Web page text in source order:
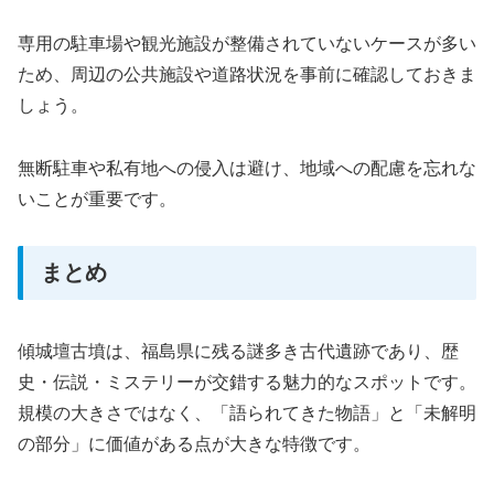
専用の駐車場や観光施設が整備されていないケースが多い
ため、周辺の公共施設や道路状況を事前に確認しておきま
しょう。
無断駐車や私有地への侵入は避け、地域への配慮を忘れな
いことが重要です。
まとめ
傾城壇古墳は、福島県に残る謎多き古代遺跡であり、歴
史・伝説・ミステリーが交錯する魅力的なスポットです。
規模の大きさではなく、「語られてきた物語」と「未解明
の部分」に価値がある点が大きな特徴です。